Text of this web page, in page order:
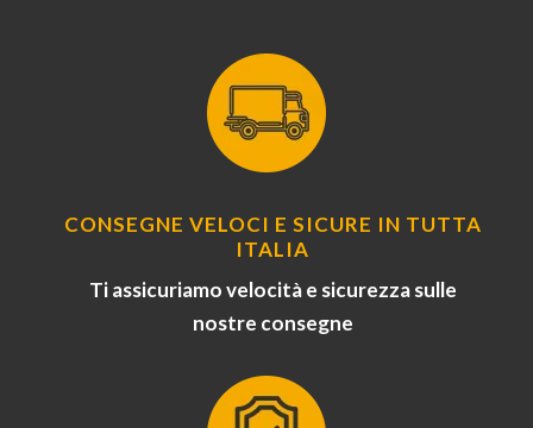
CONSEGNE VELOCI E SICURE IN TUTTA
ITALIA
Ti assicuriamo velocità e sicurezza sulle
nostre consegne